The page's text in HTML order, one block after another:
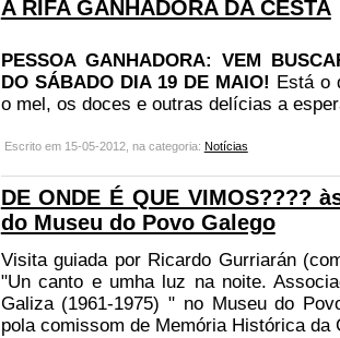
A RIFA GANHADORA DA CESTA
PESSOA GANHADORA: VEM
DO SÁBADO DIA 19 DE MAIO! Está o
o mel, os doces e outras delícias a
Escrito em 15-05-2012, na categoria: Notícias
DE ONDE É QUE VIMOS????
do Museu do Povo Galego
Visita guiada por Ricardo Gurriarán
"Un canto e umha luz na noite.
Galiza (1961-1975) " no Museu do
pola comissom de Memória Histórica da